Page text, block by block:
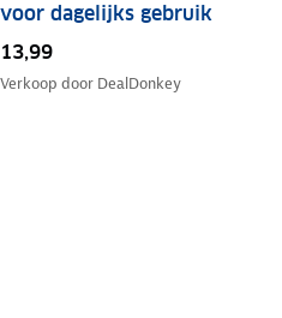
voor dagelijks gebruik
13,99
Verkoop door DealDonkey